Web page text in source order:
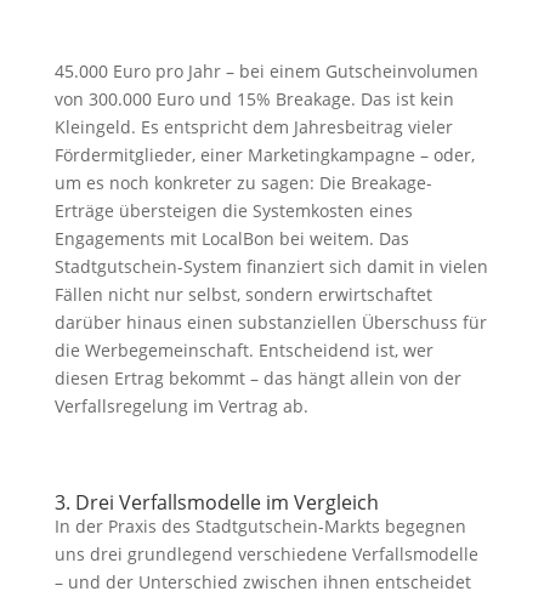
45.000 Euro pro Jahr – bei einem Gutscheinvolumen
von 300.000 Euro und 15% Breakage. Das ist kein
Kleingeld. Es entspricht dem Jahresbeitrag vieler
Fördermitglieder, einer Marketingkampagne – oder,
um es noch konkreter zu sagen: Die Breakage-
Erträge übersteigen die Systemkosten eines
Engagements mit LocalBon bei weitem. Das
Stadtgutschein-System finanziert sich damit in vielen
Fällen nicht nur selbst, sondern erwirtschaftet
darüber hinaus einen substanziellen Überschuss für
die Werbegemeinschaft. Entscheidend ist, wer
diesen Ertrag bekommt – das hängt allein von der
Verfallsregelung im Vertrag ab.
3. Drei Verfallsmodelle im Vergleich
In der Praxis des Stadtgutschein-Markts begegnen
uns drei grundlegend verschiedene Verfallsmodelle
– und der Unterschied zwischen ihnen entscheidet